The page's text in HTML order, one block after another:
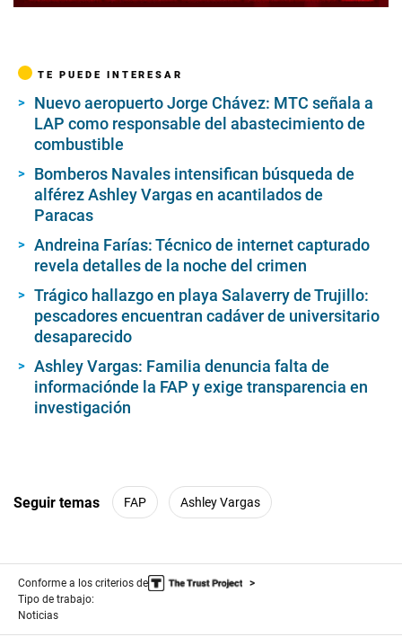
TE PUEDE INTERESAR
Nuevo aeropuerto Jorge Chávez: MTC señala a
LAP como responsable del abastecimiento de
combustible
Bomberos Navales intensifican búsqueda de
alférez Ashley Vargas en acantilados de
Paracas
Andreina Farías: Técnico de internet capturado
revela detalles de la noche del crimen
Trágico hallazgo en playa Salaverry de Trujillo:
pescadores encuentran cadáver de universitario
desaparecido
Ashley Vargas: Familia denuncia falta de
informaciónde la FAP y exige transparencia en
investigación
Seguir temas FAP Ashley Vargas
Conforme a los criterios de
Tipo de trabajo:
Noticias